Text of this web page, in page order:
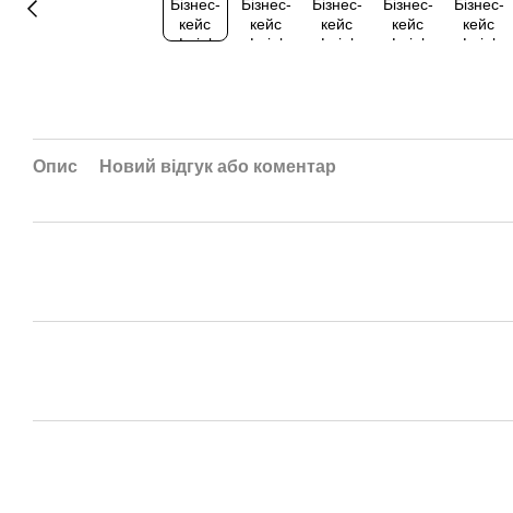
Опис Новий відгук або коментар